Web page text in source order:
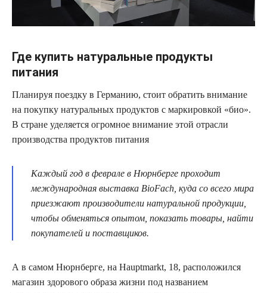
Где купить натуральные продукты
питания
Планируя поездку в Германию, стоит обратить внимание
на покупку натуральных продуктов с маркировкой «био».
В стране уделяется огромное внимание этой отрасли
производства продуктов питания
Каждый год в феврале в Нюрнберге проходит
международная выставка BioFach, куда со всего мира
приезжают производители натуральной продукции,
чтобы обменяться опытом, показать товары, найти
покупателей и поставщиков.
А в самом Нюрнберге, на Hauptmarkt, 18, расположился
магазин здорового образа жизни под названием